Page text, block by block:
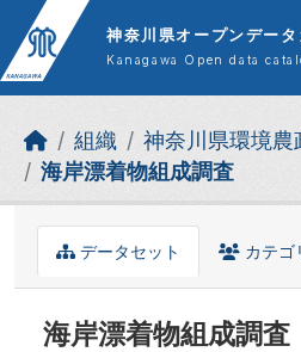
Skip to main content
神奈川県オープンデータ
Kanagawa Open data
組織
神奈川県環境農
海岸漂着物組成調査
データセット カテゴ
海岸漂着物組成調査